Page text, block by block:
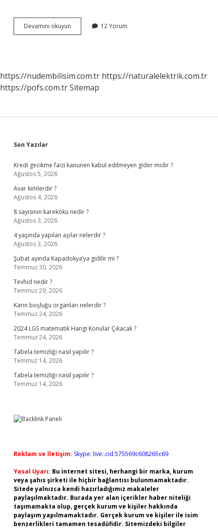
Devamını okuyun Voleybol
Ata
12 Yorum
https://nudembilisim.com.tr https://naturalelektrik.com.tr
https://pofs.com.trSitemap
Sidebar
Son Yazılar
Kredi gecikme faizi kanunen kabul edilmeyen gider midir ?
Ağustos 5, 2026
Avar kimlerdir ?
Ağustos 4, 2026
8 sayısının karekökü nedir ?
Ağustos 3, 2026
4 yaşında yapılan aşılar nelerdir ?
Ağustos 3, 2026
Şubat ayında Kapadokya’ya gidilir mi ?
Temmuz 30, 2026
Tevhid nedir ?
Temmuz 29, 2026
Karın boşluğu organları nelerdir ?
Temmuz 24, 2026
2024 LGS matematik Hangi Konular Çıkacak ?
Temmuz 24, 2026
Tabela temizliği nasıl yapılır ?
Temmuz 14, 2026
Tabela temizliği nasıl yapılır ?
Temmuz 14, 2026
Reklam ve İletişim: Skype: live:.cid.575569c608265c69
Yasal Uyarı: Bu internet sitesi, herhangi bir marka, kurum
veya şahıs şirketi ile hiçbir bağlantısı bulunmamaktadır.
Sitede yalnızca kendi hazırladığımız makaleler
paylaşılmaktadır. Burada yer alan içerikler haber niteliği
taşımamakta olup, gerçek kurum ve kişiler hakkında
paylaşım yapılmamaktadır. Gerçek kurum ve kişiler ile isim
benzerlikleri tamamen tesadüfidir. Sitemizdeki bilgiler